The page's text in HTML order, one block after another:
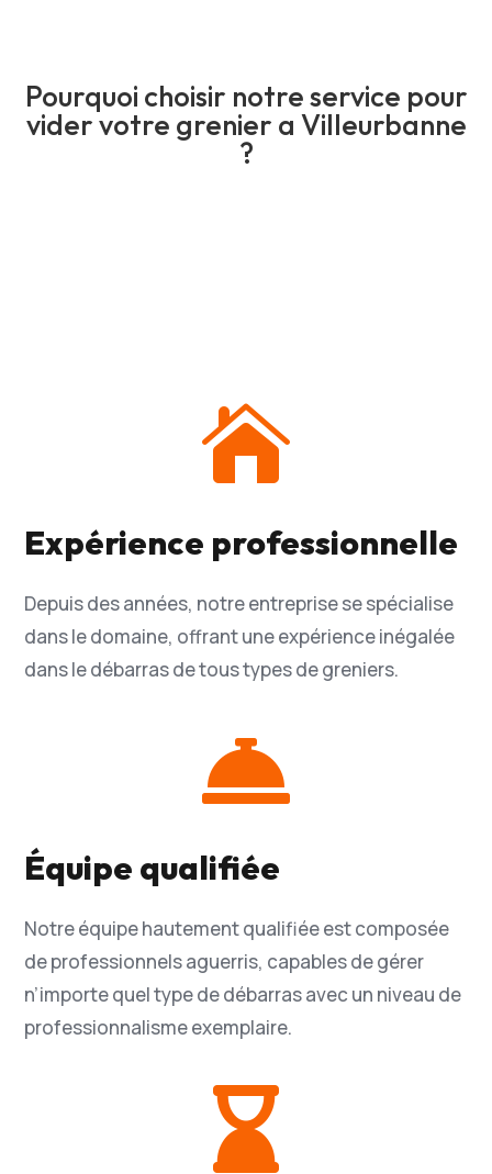
Pourquoi choisir notre service pour
vider votre grenier a Villeurbanne
?

Expérience professionnelle
Depuis des années, notre entreprise se spécialise
dans le domaine, offrant une expérience inégalée
dans le débarras de tous types de greniers.

Équipe qualifiée
Notre équipe hautement qualifiée est composée
de professionnels aguerris, capables de gérer
n’importe quel type de débarras avec un niveau de
professionnalisme exemplaire.
